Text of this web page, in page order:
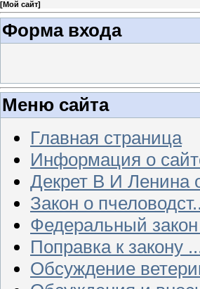
[Мой сайт]
Форма входа
Меню сайта
Главная страница
Информация о
Декрет В И Ленина
Закон о
Федеральный
Поправка к закону
Обсуждение